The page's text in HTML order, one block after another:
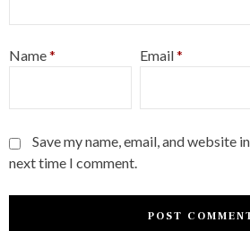
Name* Email*
Save my name, email, and website
next time I comment.